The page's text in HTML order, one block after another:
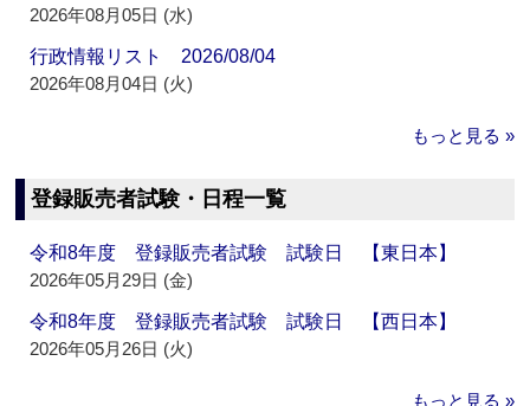
2026年08月05日 (水)
行政情報リスト 2026/08/04
2026年08月04日 (火)
もっと見る »
登録販売者試験・日程一覧
令和8年度 登録販売者試験 試験日 【東日本】
2026年05月29日 (金)
令和8年度 登録販売者試験 試験日 【西日本】
2026年05月26日 (火)
もっと見る »